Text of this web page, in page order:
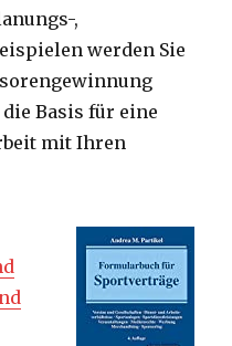
,
werden Sie
Basis für eine
mit Ihren